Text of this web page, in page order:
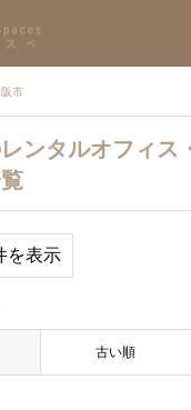
市
ンタルオフィス
を表示
古い順